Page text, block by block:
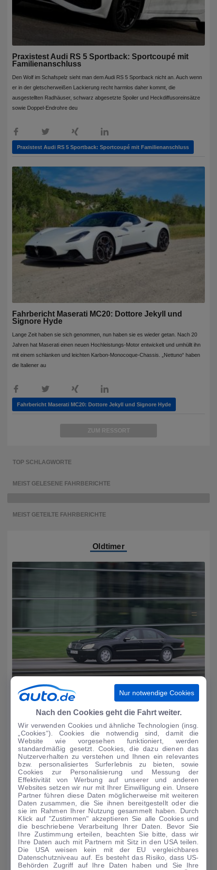
Praxistest Audi RS 5 Sportback: Sportcoupé mit
Familienanschluss
Den Wolf im Schafspelz sieht man dem Audi RS 5 Sportback nicht an. Auch wenn
er in der gletscherweißen Lackierung recht harmlos daher kommt, die
ausgestellten Radhäuser, schwarz abgesetzte Spoiler und Heckdiffusoreinsätze
sowie Doppel-Endrohre deu
Praxistest Audi RS 5 Sportback: Sportcoupé mit Familienanschluss
Fahrbericht Maserati MC20: Dottore Jekyll und
Signore Hyde
Lange Zeit haben sie sich genommen, nun haben sie es wieder getan. Nach 20
Jahren hat Maserati einen neuen Hochleistungs-Motor entwickelt und umhüllt ihn
mit einem schlanken und leichten Karbon-Monocoque-Chassis. „Nettuno“ haben
die Italiener au
Fahrbericht Maserati MC20: Dottore Jekyll und Signore Hyde
TOP SCHLAGWORTE
MEIST GELESENE FAHRBERICHTE
MEIST GETEILTE FAHRBERICHTE
ZUM RESSORT
Oldtimer
Im Rückspiegel
Mercedes-Benz S-Klasse – Generation S (3)
Im Rückspiegel
Mercedes-Benz S-Klasse – Generation S (1)
Nur notwendige Cookies
Nach den Cookies geht die Fahrt weiter.
Wir verwenden Cookies und ähnliche Technologien (insg.
„Cookies“). Cookies die notwendig sind, damit die
Website wie vorgesehen funktioniert, werden
standardmäßig gesetzt. Cookies, die dazu dienen das
Nutzerverhalten zu verstehen und Ihnen ein relevantes
bzw. personalisiertes Surferlebnis zu bieten, sowie
Cookies zur Personalisierung und Messung der
Effektivität von Werbung auf unserer und anderen
Websites setzen wir nur mit Ihrer Einwilligung ein. Unsere
Partner führen diese Daten möglicherweise mit weiteren
Daten zusammen, die Sie ihnen bereitgestellt oder die
sie im Rahmen Ihrer Nutzung gesammelt haben. Durch
Klick auf "Zustimmen" akzeptieren Sie alle Cookies und
die beschriebene Verarbeitung Ihrer Daten. Bevor Sie
Ihre Zustimmung erteilen, beachten Sie bitte, dass wir
Ihre Daten auch mit Partnern mit Sitz in den USA teilen.
Die USA weisen kein mit der EU vergleichbares
Datenschutzniveau auf. Es besteht das Risiko, dass US-
Behörden Zugriff auf Ihre Daten haben und Sie Ihre